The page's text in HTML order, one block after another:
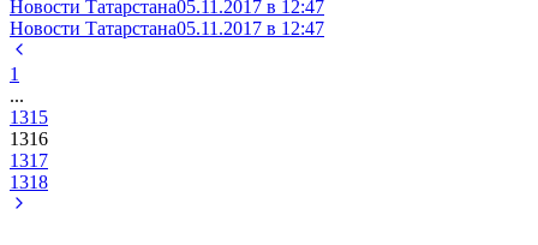
Новости Татарстана05.11.2017 в 12:47
Новости Татарстана05.11.2017 в 12:47
1
...
1315
1316
1317
1318